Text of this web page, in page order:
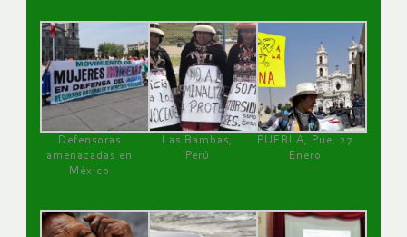
Defensoras
amenazadas en
México
Las Bambas,
Perú
PUEBLA, Pue, 27
Enero